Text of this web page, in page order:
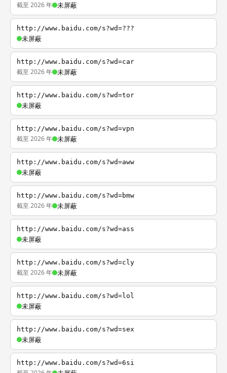
截至 2026 年 未屏蔽
http://www.baidu.com/s?wd=???
未屏蔽
http://www.baidu.com/s?wd=car
截至 2026 年 未屏蔽
http://www.baidu.com/s?wd=tor
未屏蔽
http://www.baidu.com/s?wd=vpn
截至 2026 年 未屏蔽
http://www.baidu.com/s?wd=aww
未屏蔽
http://www.baidu.com/s?wd=bmw
截至 2026 年 未屏蔽
http://www.baidu.com/s?wd=ass
未屏蔽
http://www.baidu.com/s?wd=cly
截至 2026 年 未屏蔽
http://www.baidu.com/s?wd=lol
未屏蔽
http://www.baidu.com/s?wd=sex
未屏蔽
http://www.baidu.com/s?wd=6si